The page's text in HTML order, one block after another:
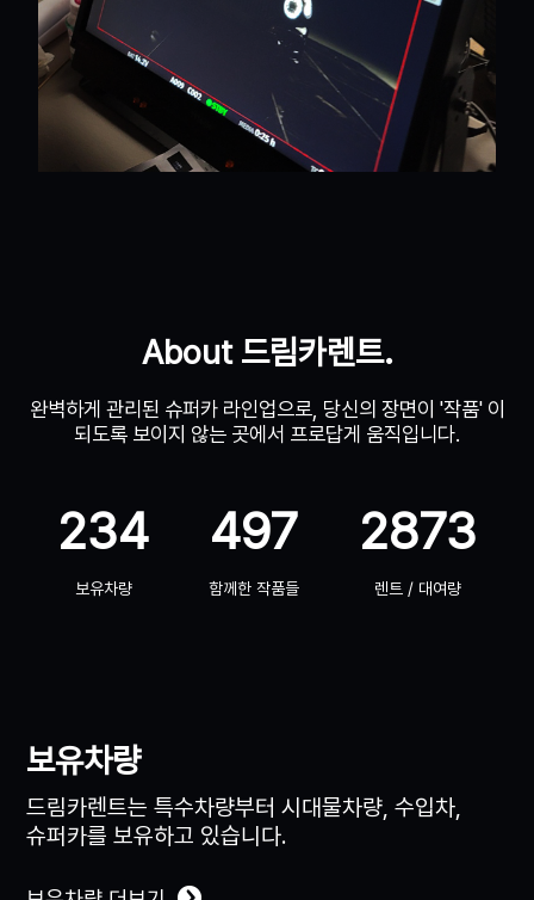
About 드림카렌트.
완벽하게 관리된 슈퍼카 라인업으로, 당신의 장면이 '작품' 이
되도록 보이지 않는 곳에서 프로답게 움직입니다.
234
보유차량
497
함께한 작품들
2873
렌트 / 대여량
보유차량
드림카렌트는 특수차량부터 시대물차량, 수입차,
슈퍼카를 보유하고 있습니다.